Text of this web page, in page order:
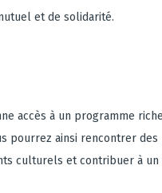
et de solidarité.
accès à un programme
pourrez ainsi rencontrer des
culturels et contribuer à